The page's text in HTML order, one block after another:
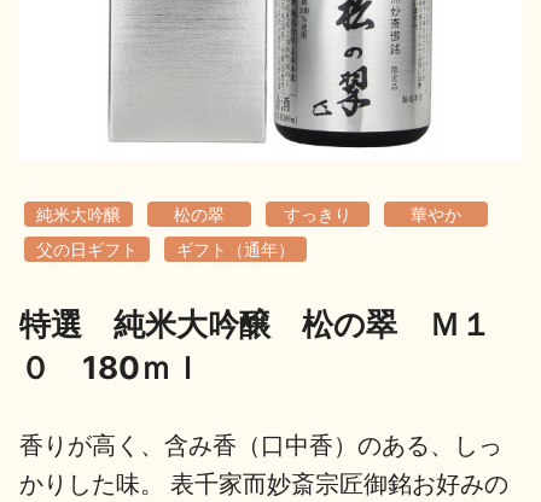
地酒解体新書
歳時記
純米大吟醸 松の翠 すっきり
華やか
父の日ギフト
ギフト（通年）
特選 純米大吟醸 松の翠 Ｍ１
０ 180ｍｌ
香りが高く、含み香（口中香）のある、しっ
かりした味。 表千家而妙斎宗匠御銘お好みの